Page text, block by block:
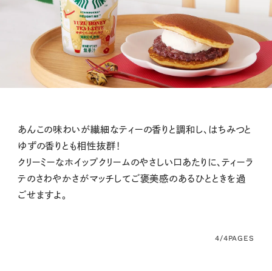
あんこの味わいが繊細なティーの香りと調和し、はちみつと
ゆずの香りとも相性抜群！
クリーミーなホイップクリームのやさしい口あたりに、ティーラ
テのさわやかさがマッチしてご褒美感のあるひとときを過
ごせますよ。
4/4PAGES